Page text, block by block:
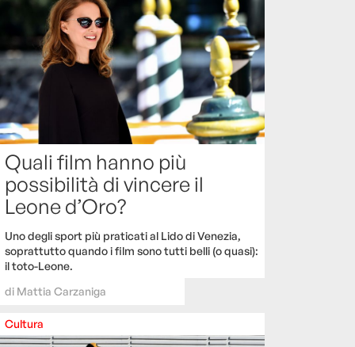
Quali film hanno più
possibilità di vincere il
Leone d’Oro?
Uno degli sport più praticati al Lido di Venezia,
soprattutto quando i film sono tutti belli (o quasi):
il toto-Leone.
di Mattia Carzaniga
Cultura